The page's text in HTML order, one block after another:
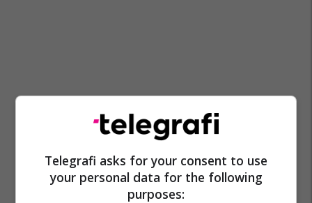
Telegrafi asks for your consent to use
your personal data for the following
purposes: